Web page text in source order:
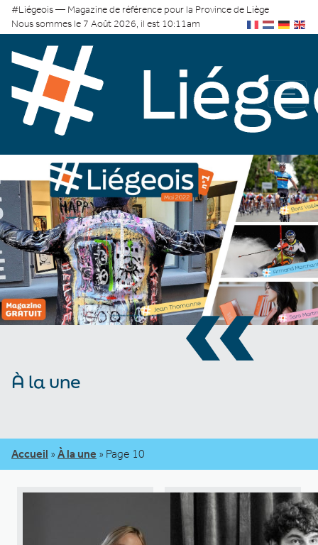
#Liégeois — Magazine de référence pour la Province de Liège
Nous sommes le 7 Août 2026, il est 10:11am
«
À la une
Accueil » À la une » Page 10